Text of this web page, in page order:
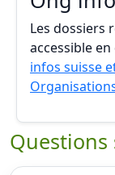
Les dossiers
accessible
infos suisse